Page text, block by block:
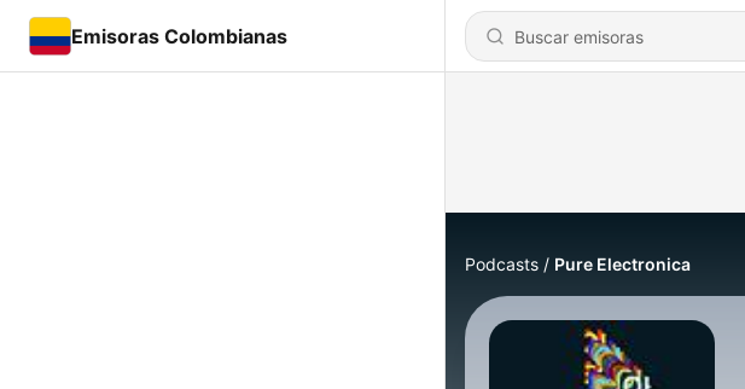
Emisoras Colombianas
Podcasts Pure Electronica